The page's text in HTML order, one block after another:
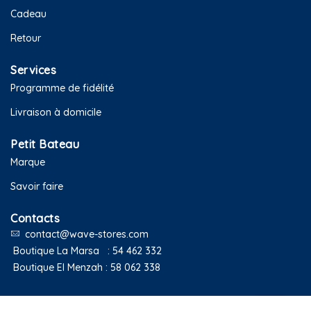
Cadeau
Retour
Services
Programme de fidélité
Livraison à domicile
Petit Bateau
Marque
Savoir faire
Contacts
contact@wave-stores.com
Boutique La Marsa : 54 462 332
Boutique El Menzah : 58 062 338